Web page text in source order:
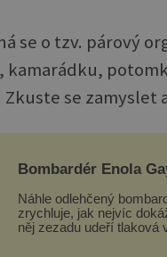
se o tzv. párový
se zamyslet
Bombardér Enola
Náhle odlehčený
zrychluje, jak nejvíc
něj zezadu udeří